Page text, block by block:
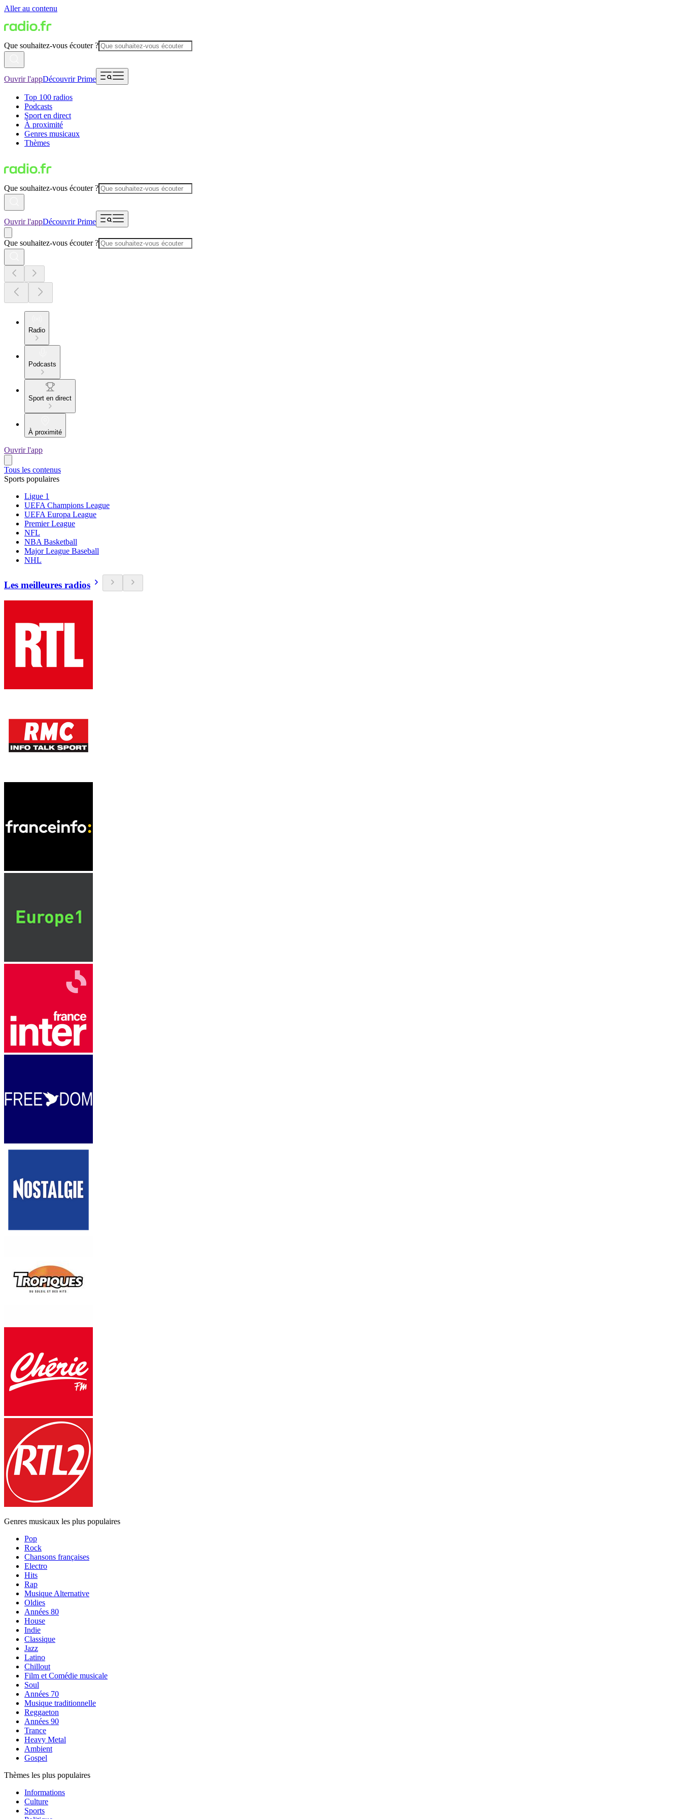
Aller au contenu
Que souhaitez-vous écouter ?
Ouvrir l'appDécouvrir Prime
Top 100 radios
Podcasts
Sport en direct
À proximité
Genres musicaux
Thèmes
Que souhaitez-vous écouter ?
Ouvrir l'appDécouvrir Prime
Que souhaitez-vous écouter ?
Radio
Podcasts
Sport en direct
À proximité
Ouvrir l'app
Tous les contenus
Sports populaires
Ligue 1
UEFA Champions League
UEFA Europa League
Premier League
NFL
NBA Basketball
Major League Baseball
NHL
Les meilleures radios
Genres musicaux les plus populaires
Pop
Rock
Chansons françaises
Electro
Hits
Rap
Musique Alternative
Oldies
Années 80
House
Indie
Classique
Jazz
Latino
Chillout
Film et Comédie musicale
Soul
Années 70
Musique traditionnelle
Reggaeton
Années 90
Trance
Heavy Metal
Ambient
Gospel
Thèmes les plus populaires
Informations
Culture
Sports